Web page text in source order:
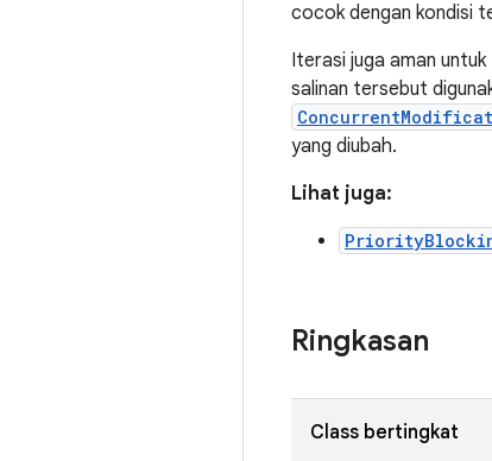
cocok dengan kondisi
Iterasi juga aman
salinan tersebut
yang diubah.
Lihat juga:
Ringkasan
Class bertingkat